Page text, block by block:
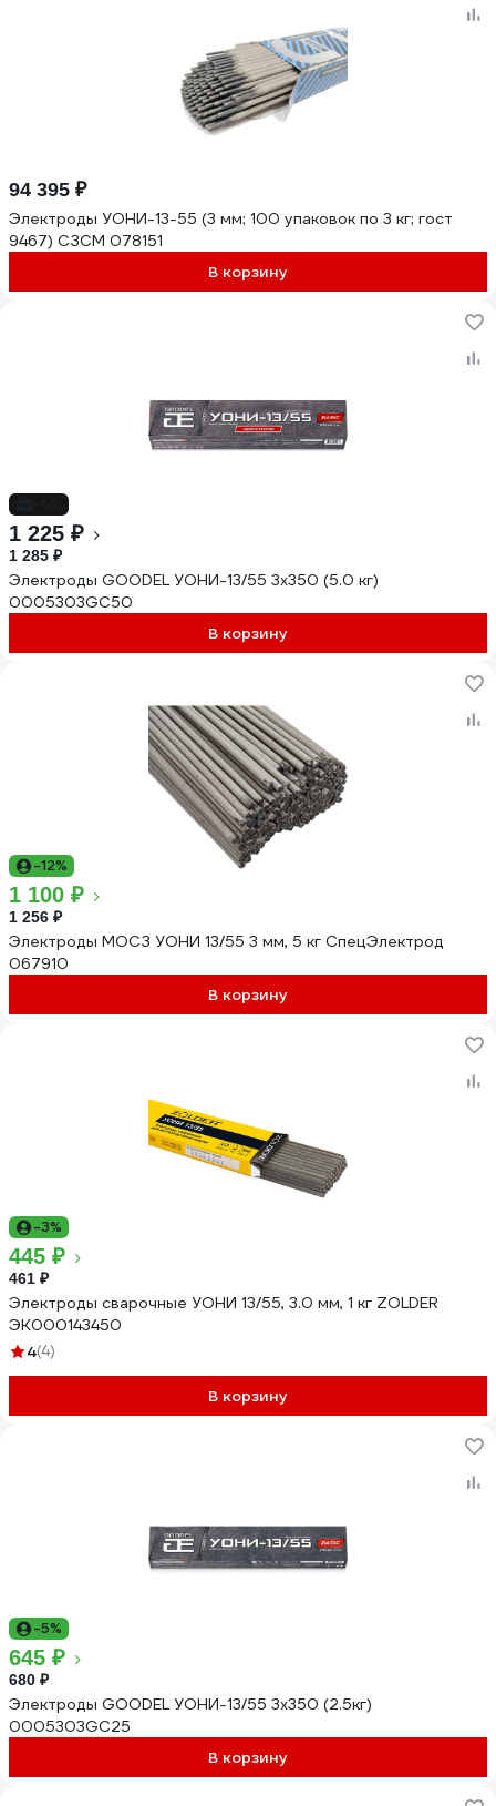
94 395 ₽
Электроды УОНИ-13-55 (3 мм; 100 упаковок по 3 кг; гост
9467) СЗСМ 078151
В корзину
1 225 ₽
1 285 ₽
Электроды GOODEL УОНИ-13/55 3х350 (5.0 кг)
0005303GC50
В корзину
-12%
1 100 ₽
1 256 ₽
Электроды МОСЗ УОНИ 13/55 3 мм, 5 кг СпецЭлектрод
067910
В корзину
-3%
445 ₽
461 ₽
Электроды сварочные УОНИ 13/55, 3.0 мм, 1 кг ZOLDER
ЭК000143450
4(4)
В корзину
-5%
645 ₽
680 ₽
Электроды GOODEL УОНИ-13/55 3х350 (2.5кг)
0005303GC25
В корзину